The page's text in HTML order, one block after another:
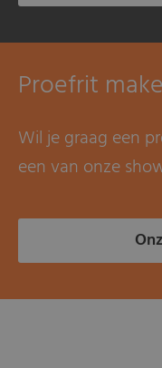
Proefrit
Wil je graag een
een van onze